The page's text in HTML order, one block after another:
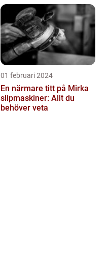
01 februari 2024
En närmare titt på Mirka
slipmaskiner: Allt du
behöver veta